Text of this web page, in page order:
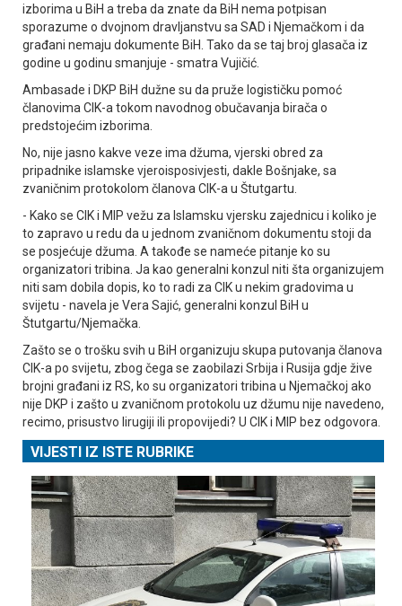
izborima u BiH a treba da znate da BiH nema potpisan
sporazume o dvojnom dravljanstvu sa SAD i Njemačkom i da
građani nemaju dokumente BiH. Tako da se taj broj glasača iz
godine u godinu smanjuje - smatra Vujičić.
Ambasade i DKP BiH dužne su da pruže logističku pomoć
članovima CIK-a tokom navodnog obučavanja birača o
predstojećim izborima.
No, nije jasno kakve veze ima džuma, vjerski obred za
pripadnike islamske vjeroisposivjesti, dakle Bošnjake, sa
zvaničnim protokolom članova CIK-a u Štutgartu.
- Kako se CIK i MIP vežu za Islamsku vjersku zajednicu i koliko je
to zapravo u redu da u jednom zvaničnom dokumentu stoji da
se posjećuje džuma. A takođe se nameće pitanje ko su
organizatori tribina. Јa kao generalni konzul niti šta organizujem
niti sam dobila dopis, ko to radi za CIK u nekim gradovima u
svijetu - navela je Vera Sajić, generalni konzul BiH u
Štutgartu/Njemačka.
Zašto se o trošku svih u BiH organizuju skupa putovanja članova
CIK-a po svijetu, zbog čega se zaobilazi Srbija i Rusija gdje žive
brojni građani iz RS, ko su organizatori tribina u Njemačkoj ako
nije DKP i zašto u zvaničnom protokolu uz džumu nije navedeno,
recimo, prisustvo lirugiji ili propovijedi? U CIK i MIP bez odgovora.
VIJESTI IZ ISTE RUBRIKE